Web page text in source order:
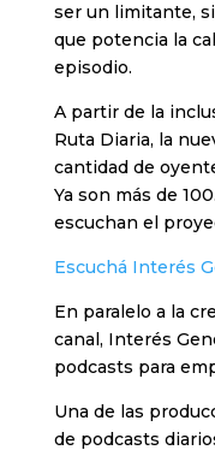
ser un limitante,
que potencia la
episodio.
A partir de la
Ruta Diaria, la
cantidad de
Ya son más de
escuchan el
Escuchá Interés
En paralelo a la
canal, Interés
podcasts para
Una de las
de podcasts